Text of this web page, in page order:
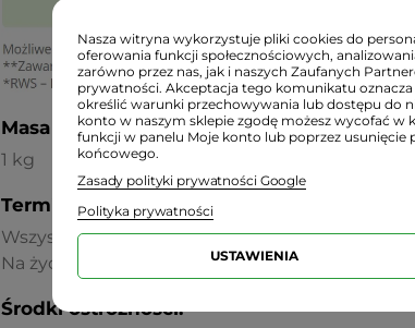
Masa netto (bez opakowania):
1 kg
Termin przydatności:
Wszystkie oferowane produkty są świeże o ile
Na życzenie podajemy dokładny termin
Środki ostrożności:
Nasza witryna wykorzystuje pliki cookies do
oferowania funkcji społecznościowych,
zarówno przez nas, jak i naszych Zaufanych
prywatności. Akceptacja tego komunikatu
określić warunki przechowywania lub dostępu do
konto w naszym sklepie zgodę możesz wycofać
funkcji w panelu Moje konto lub poprzez usunięcie
końcowego.
Zasady polityki prywatności Google
Polityka prywatności
USTAWIENIA